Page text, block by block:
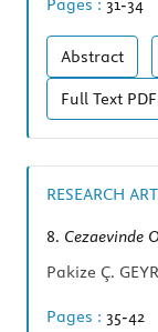
Pages : 31-34
Abstract
Full Text
RESEARCH
8. Cezaevinde
Pakize Ç.
Pages : 35-42